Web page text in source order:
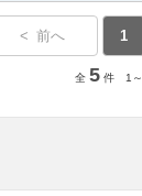
< 前へ 1
全 5 件 1～